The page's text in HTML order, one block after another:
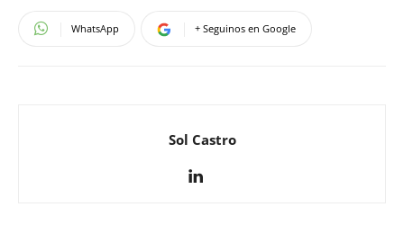
WhatsApp + Seguinos en Google
Sol Castro